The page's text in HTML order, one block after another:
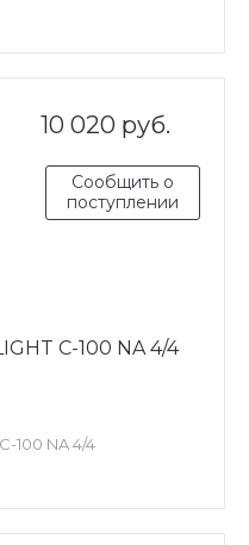
10 020 руб.
Сообщить о
поступлении
C-100 NA 4/4
100 NA 4/4